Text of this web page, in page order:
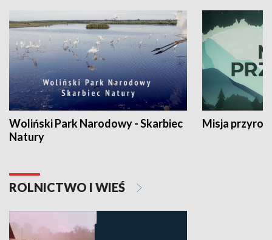
Woliński Park Narodowy - Skarbiec
Natury
Misja
ROLNICTWO I WIEŚ